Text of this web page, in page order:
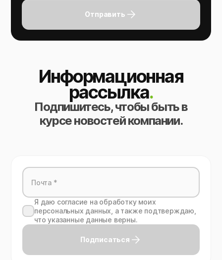
Отправить
Информационная
рассылка.
Подпишитесь, чтобы быть в
курсе новостей компании.
Я даю согласие на обработку моих
персональных данных, а также подтверждаю,
что указанные данные верны.
Подписаться